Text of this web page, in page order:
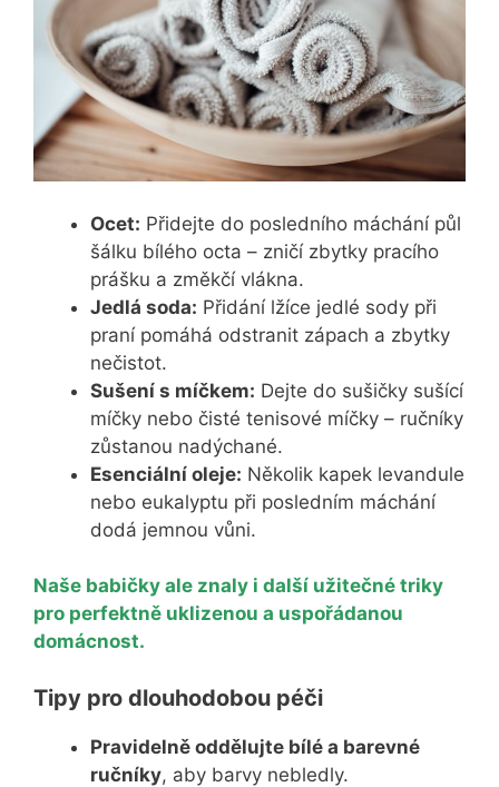
Ocet: Přidejte do posledního máchání půl
šálku bílého octa – zničí zbytky pracího
prášku a změkčí vlákna.
Jedlá soda: Přidání lžíce jedlé sody při
praní pomáhá odstranit zápach a zbytky
nečistot.
Sušení s míčkem: Dejte do sušičky sušící
míčky nebo čisté tenisové míčky – ručníky
zůstanou nadýchané.
Esenciální oleje: Několik kapek levandule
nebo eukalyptu při posledním máchání
dodá jemnou vůni.
Naše babičky ale znaly i další užitečné triky
pro perfektně uklizenou a uspořádanou
domácnost.
Tipy pro dlouhodobou péči
Pravidelně oddělujte bílé a barevné
ručníky, aby barvy nebledly.